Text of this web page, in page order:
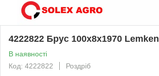
4222822 Брус 100x8x1970 Lemken
В наявності
Код: 4222822
Роздріб